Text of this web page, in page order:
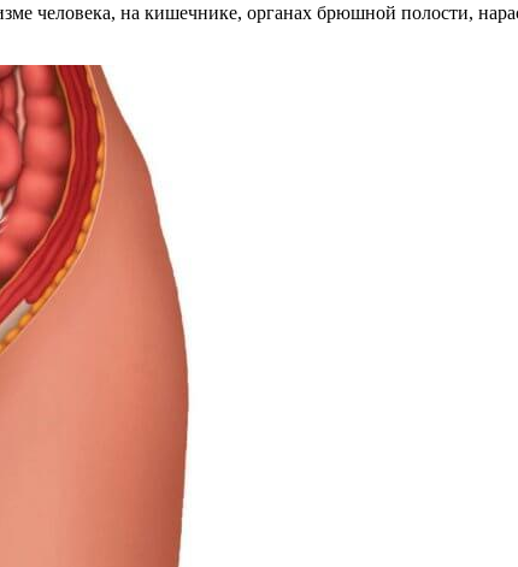
человека, на кишечнике, органах брюшной полости,